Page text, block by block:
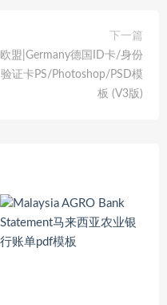
下一篇
欧盟|Germany德国ID卡/身份
验证卡PS/Photoshop/PSD模
板 (V3版)